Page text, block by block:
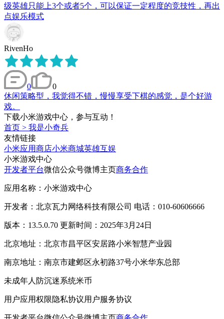
级英雄只能上3个或者5个，可以保证一定程度的竞技性，再出
点娱乐模式
RivenHo
0
0
休闲策略型，我觉得不错，慢慢享受下棋的感觉，是个好游
戏。
下载小米游戏中心，参与互动！
首页 > 我是小奇兵
友情链接
小米应用商店小米商城英雄互娱
小米游戏中心
开发者平台微信公众号微博主页商务合作
应用名称：小米游戏中心
开发者：北京瓦力网络科技有限公司 电话：010-60606666
版本：13.5.0.70 更新时间：2025年3月24日
北京地址：北京市昌平区安居路小米智慧产业园
南京地址：南京市建邺区永初路37号小米华东总部
未成年人防沉迷系统米币
用户应用权限隐私协议用户服务协议